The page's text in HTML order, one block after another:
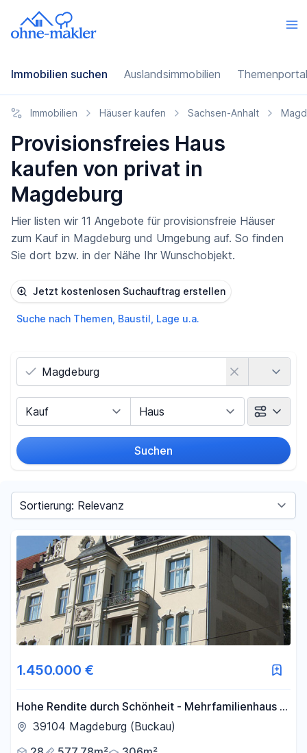
Immobilien suchen Auslandsimmobilien
Immobilien Häuser kaufen Sachsen-Anhalt
Provisionsfreies Haus
kaufen von privat in
Magdeburg
Hier listen wir 11 Angebote für provisionsfreie Häuser
zum Kauf in Magdeburg und Umgebung auf. So finden
Sie dort bzw. in der Nähe Ihr Wunschobjekt.
Jetzt kostenlosen Suchauftrag erstellen
Suche nach Themen, Baustil, Lage u.a.
Suchen
-
Filter für Preis zurücksetzen
Filter für Fläche zurücksetzen
Sortieren nach
1.450.000 €
Hohe Rendite durch Schönheit - Mehrfamilienhaus in
Stil der Neorenaissance - 8 Wohnungen
39104 Magdeburg (Buckau)